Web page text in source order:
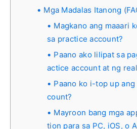
Mga Madalas Itanong
Magkano ang maaari
sa practice account?
Paano ako lilipat sa
actice account at ng
Paano ko i-top up
count?
Mayroon bang mga
tion para sa PC, iOS, o